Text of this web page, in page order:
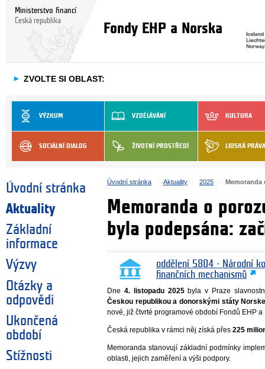
Ministerstvo financí
Česká republika
Fondy EHP a Norska
► ZVOLTE SI OBLAST:
VÝZKUM VZDĚLÁVÁNÍ KULTURA
SOCIÁLNÍ DIALOG ŽIVOTNÍ PROSTŘEDÍ LIDSKÁ PRÁVA
Úvodní stránka
Aktuality
Základní
informace
Výzvy
Otázky a
odpovědi
Ukončená
období
Stížnosti
Úvodní stránka Aktuality 2025 Memoranda
Memoranda o
byla podepsána:
oddělení 5804 - Národní
finančních mechanismů
Dne 4. listopadu 2025byla v Praze
Českou republikou a donorskými státy
nové, již čtvrté programové období Fondů EHP a
Česká republika v rámci něj získá přes 225
Memoranda stanovují základní podmínky
oblasti, jejich zaměření a výši podpory.